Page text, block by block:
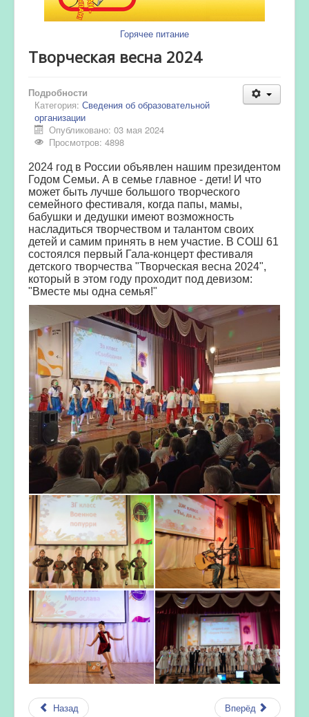
Горячее питание
Творческая весна 2024
Подробности
Категория: Сведения об образовательной
организации
Опубликовано: 03 мая 2024
Просмотров: 4898
2024 год в России объявлен нашим президентом
Годом Семьи. А в семье главное - дети! И что
может быть лучше большого творческого
семейного фестиваля, когда папы, мамы,
бабушки и дедушки имеют возможность
насладиться творчеством и талантом своих
детей и самим принять в нем участие. В СОШ 61
состоялся первый Гала-концерт фестиваля
детского творчества "Творческая весна 2024",
который в этом году проходит под девизом:
"Вместе мы одна семья!"
Назад Вперёд